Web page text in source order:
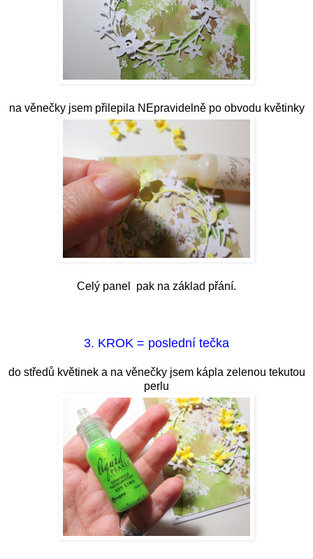
na věnečky jsem přilepila NEpravidelně po obvodu květinky
Celý panel pak na základ přání.
3. KROK = poslední tečka
do středů květinek a na věnečky jsem kápla zelenou tekutou
perlu